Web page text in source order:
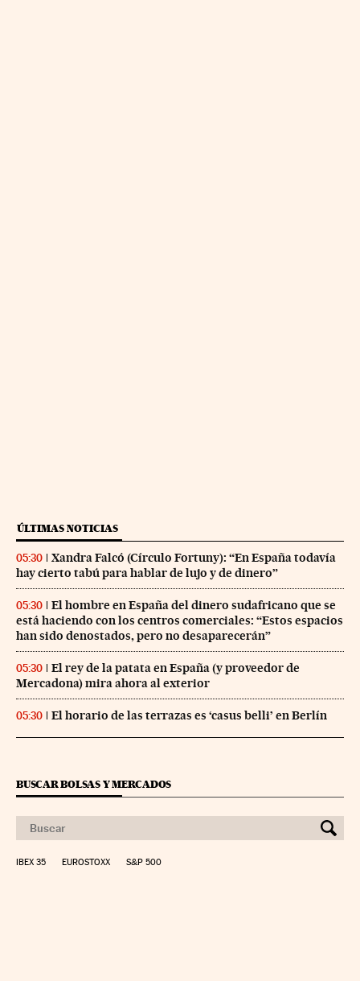
ÚLTIMAS NOTICIAS
05:30
Xandra Falcó (Círculo Fortuny): “En España todavía
hay cierto tabú para hablar de lujo y de dinero”
05:30
El hombre en España del dinero sudafricano que se
está haciendo con los centros comerciales: “Estos espacios
han sido denostados, pero no desaparecerán”
05:30
El rey de la patata en España (y proveedor de
Mercadona) mira ahora al exterior
05:30 El horario de las terrazas es ‘casus belli’ en Berlín
BUSCAR BOLSAS Y MERCADOS
IBEX 35 EUROSTOXX S&P 500